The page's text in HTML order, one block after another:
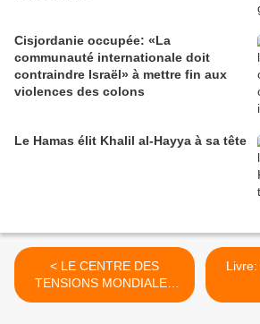
Cisjordanie occupée: «La
communauté internationale doit
contraindre Israël» à mettre fin aux
violences des colons
Le Hamas élit Khalil al-Hayya à sa tête
< LE CENTRE DES
TENSIONS MONDIALES
SE DÉPLACE. Brexit –